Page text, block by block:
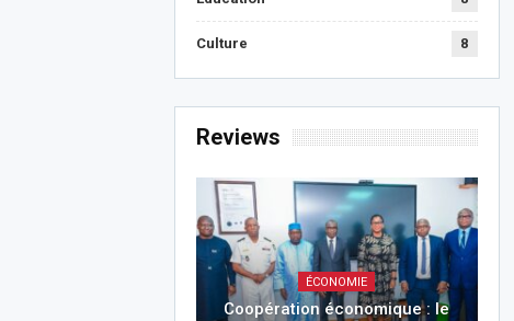
Culture 8
Reviews
ÉCONOMIE
Coopération économique : le